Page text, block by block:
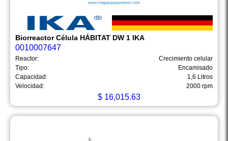
Biorreactor Célula HÁBITAT DW 1 IKA
0010007647
Reactor:
Crecimiento celular
Tipo:
Encamisado
Capacidad:
1,6 Litros
Velocidad:
2000 rpm
$ 16,015.63